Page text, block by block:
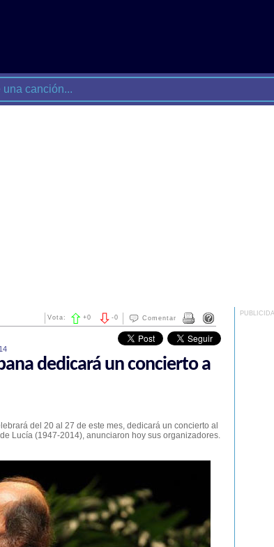
Comentar
-0
Vota: +0
dedicará un concierto a
del 20 al 27 de este mes, dedicará un concierto al
Lucía (1947-2014), anunciaron hoy sus organizadores.